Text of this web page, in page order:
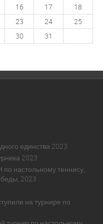
16 17
18
23 24
25
30
31
единства 2023
2023
настольному теннису,
2023
на турнире по